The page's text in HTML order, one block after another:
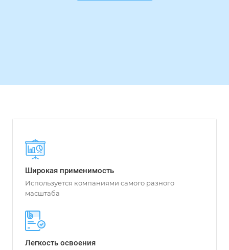
Широкая применимость
Используется компаниями самого разного
масштаба
Легкость освоения